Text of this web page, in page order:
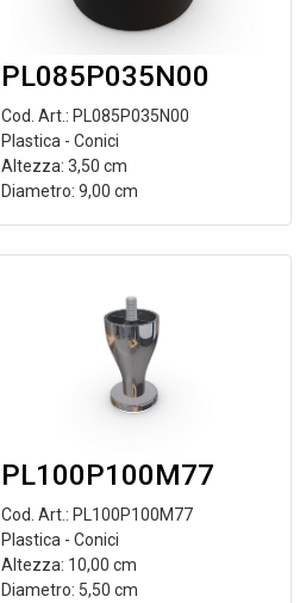
PL085P035N00
Cod. Art.: PL085P035N00
Plastica - Conici
Altezza: 3,50 cm
Diametro: 9,00 cm
PL100P100M77
Cod. Art.: PL100P100M77
Plastica - Conici
Altezza: 10,00 cm
Diametro: 5,50 cm